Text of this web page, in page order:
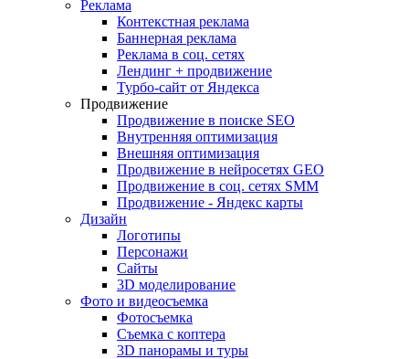
Реклама
Контекстная реклама
Баннерная реклама
Реклама в соц. сетях
Лендинг + продвижение
Турбо-сайт от Яндекса
Продвижение
Продвижение в поиске SEO
Внутренняя оптимизация
Внешняя оптимизация
Продвижение в нейросетях GEO
Продвижение в соц. сетях SMM
Продвижение - Яндекс карты
Дизайн
Логотипы
Персонажи
Сайты
3D моделирование
Фото и видеосъемка
Фотосъемка
Съемка с коптера
3D панорамы и туры